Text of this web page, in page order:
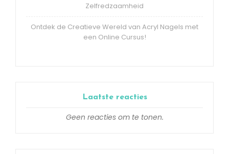
Zelfredzaamheid
Ontdek de Creatieve Wereld van Acryl Nagels met
een Online Cursus!
Laatste reacties
Geen reacties om te tonen.